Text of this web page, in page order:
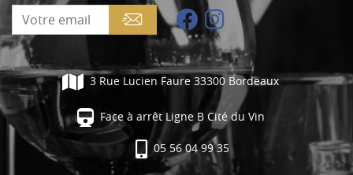
3 Rue Lucien Faure 33300 Bordeaux
Face à arrêt Ligne B Cité du Vin
05 56 04 99 35